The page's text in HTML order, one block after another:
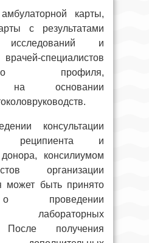
карты,
с результатами
исследований и
специалистов
профиля,
на основании
консультации
реципиента и
консилиумом
организации
может быть принято
проведении
лабораторных
После получения